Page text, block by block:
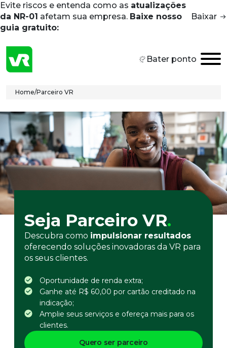
Skip to main content
Evite riscos e entenda como as atualizações
da NR-01 afetam sua empresa. Baixe nosso
guia gratuito:
Baixar
Bater ponto
Breadcrumb
Home/Parceiro VR
Seja Parceiro VR.
Descubra como impulsionar resultados
oferecendo soluções inovadoras da VR para
os seus clientes.
Oportunidade de renda extra;
Ganhe até R$ 60,00 por cartão creditado na
indicação;
Amplie seus serviços e ofereça mais para os
clientes.
Quero ser parceiro